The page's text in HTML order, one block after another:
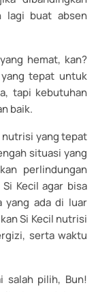
lagi buat absen
hemat, kan?
tepat untuk
tapi kebutuhan
baik.
nutrisi yang tepat
situasi yang
perlindungan
Kecil agar bisa
yang ada di luar
Si Kecil nutrisi
serta waktu
salah pilih, Bun!